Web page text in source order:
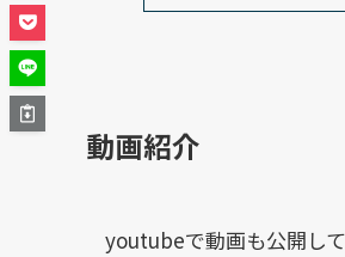
動画紹介
youtubeで動画も公開し